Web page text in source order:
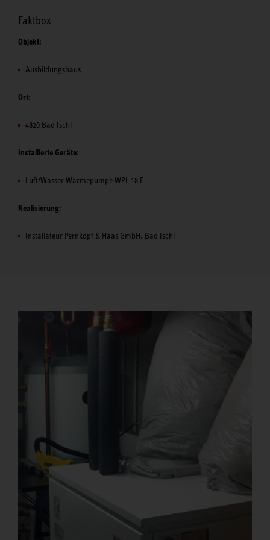
Faktbox
Objekt:
Ausbildungshaus
Ort:
4820 Bad Ischl
Installierte Geräte:
Luft/Wasser Wärmepumpe WPL 18 E
Realisierung:
Installateur Pernkopf & Haas GmbH, Bad Ischl